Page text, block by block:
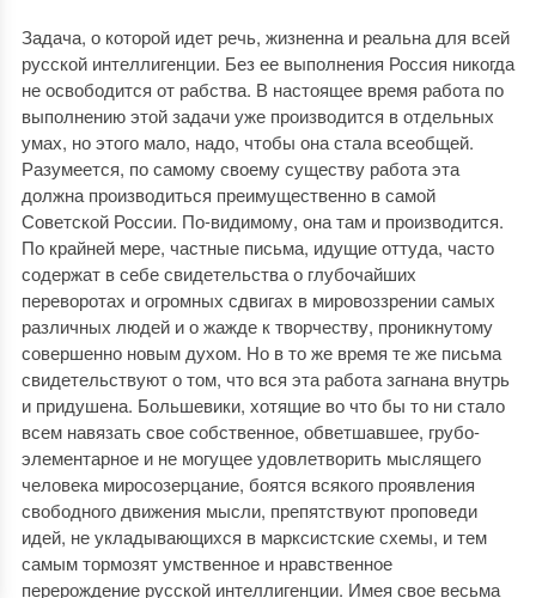
Задача, о которой идет речь, жизненна и реальна для всей
русской интеллигенции. Без ее выполнения Россия никогда
не освободится от рабства. В настоящее время работа по
выполнению этой задачи уже производится в отдельных
умах, но этого мало, надо, чтобы она стала всеобщей.
Разумеется, по самому своему существу работа эта
должна производиться преимущественно в самой
Советской России. По-видимому, она там и производится.
По крайней мере, частные письма, идущие оттуда, часто
содержат в себе свидетельства о глубочайших
переворотах и огромных сдвигах в мировоззрении самых
различных людей и о жажде к творчеству, проникнутому
совершенно новым духом. Но в то же время те же письма
свидетельствуют о том, что вся эта работа загнана внутрь
и придушена. Большевики, хотящие во что бы то ни стало
всем навязать свое собственное, обветшавшее, грубо-
элементарное и не могущее удовлетворить мыслящего
человека миросозерцание, боятся всякого проявления
свободного движения мысли, препятствуют проповеди
идей, не укладывающихся в марксистские схемы, и тем
самым тормозят умственное и нравственное
перерождение русской интеллигенции. Имея свое весьма